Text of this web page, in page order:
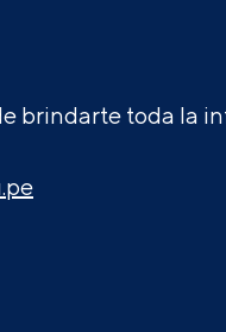
brindarte toda la